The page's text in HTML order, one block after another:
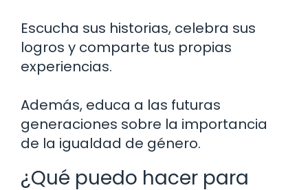
Escucha sus historias, celebra sus
logros y comparte tus propias
experiencias.
Además, educa a las futuras
generaciones sobre la importancia
de la igualdad de género.
¿Qué puedo hacer para